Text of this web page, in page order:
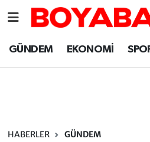
GÜNDEM EKONOMİ
HABERLER GÜNDEM
Sinop Nöbetçi Eczaneler
Sinop Trafik Yoğunluk